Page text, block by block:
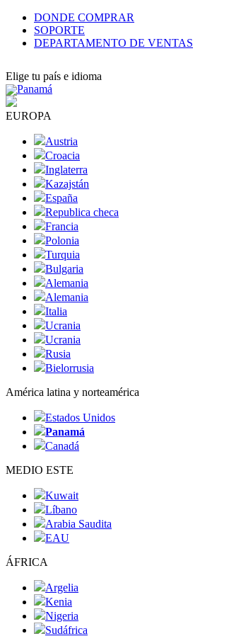
DONDE COMPRAR
SOPORTE
DEPARTAMENTO DE VENTAS
Elige tu país e idioma
Panamá
EUROPA
Austria
Croacia
Inglaterra
Kazajstán
España
Republica checa
Francia
Polonia
Turquia
Bulgaria
Alemania
Alemania
Italia
Ucrania
Ucrania
Rusia
Bielorrusia
América latina y norteamérica
Estados Unidos
Panamá
Canadá
MEDIO ESTE
Kuwait
Líbano
Arabia Saudita
EAU
ÁFRICA
Argelia
Kenia
Nigeria
Sudáfrica